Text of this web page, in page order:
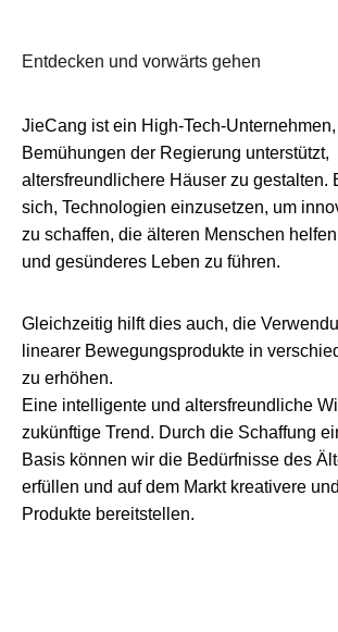
Entdecken und vorwärts gehen
JieCang ist ein High-Tech-
Bemühungen der Regierung unterstützt,
altersfreundlichere Häuser zu gestalten.
sich, Technologien einzusetzen, um
zu schaffen, die älteren Menschen
und gesünderes Leben zu führen.
Gleichzeitig hilft dies auch, die
linearer Bewegungsprodukte in
zu erhöhen.
Eine intelligente und altersfreundliche
zukünftige Trend. Durch die Schaffung
Basis können wir die Bedürfnisse des
erfüllen und auf dem Markt kreativere
Produkte bereitstellen.